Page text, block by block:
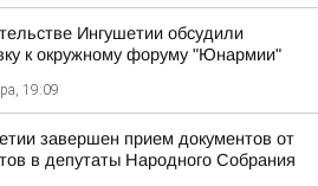
Ингушетии обсудили
к окружному форуму "Юнармии"
19:09
завершен прием документов от
в депутаты Народного Собрания